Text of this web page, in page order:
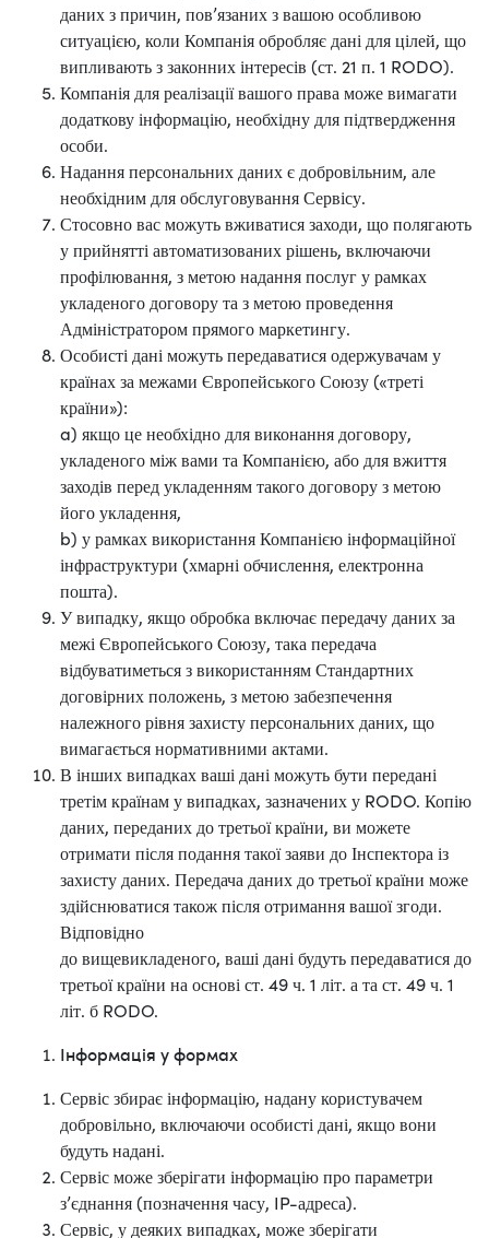
даних з причин, пов’язаних з вашою особливою
ситуацією, коли Компанія обробляє дані для цілей, що
випливають з законних інтересів (ст. 21 п. 1 RODO).
Компанія для реалізації вашого права може вимагати
додаткову інформацію, необхідну для підтвердження
особи.
Надання персональних даних є добровільним, але
необхідним для обслуговування Сервісу.
Стосовно вас можуть вживатися заходи, що полягають
у прийнятті автоматизованих рішень, включаючи
профілювання, з метою надання послуг у рамках
укладеного договору та з метою проведення
Адміністратором прямого маркетингу.
Особисті дані можуть передаватися одержувачам у
країнах за межами Європейського Союзу («треті
країни»):
a) якщо це необхідно для виконання договору,
укладеного між вами та Компанією, або для вжиття
заходів перед укладенням такого договору з метою
його укладення,
b) у рамках використання Компанією інформаційної
інфраструктури (хмарні обчислення, електронна
пошта).
У випадку, якщо обробка включає передачу даних за
межі Європейського Союзу, така передача
відбуватиметься з використанням Стандартних
договірних положень, з метою забезпечення
належного рівня захисту персональних даних, що
вимагається нормативними актами.
В інших випадках ваші дані можуть бути передані
третім країнам у випадках, зазначених у RODO. Копію
даних, переданих до третьої країни, ви можете
отримати після подання такої заяви до Інспектора із
захисту даних. Передача даних до третьої країни може
здійснюватися також після отримання вашої згоди.
Відповідно
до вищевикладеного, ваші дані будуть передаватися до
третьої країни на основі ст. 49 ч. 1 літ. а та ст. 49 ч. 1
літ. б RODO.
Інформація у формах
Сервіс збирає інформацію, надану користувачем
добровільно, включаючи особисті дані, якщо вони
будуть надані.
Сервіс може зберігати інформацію про параметри
з’єднання (позначення часу, IP-адреса).
Сервіс, у деяких випадках, може зберігати